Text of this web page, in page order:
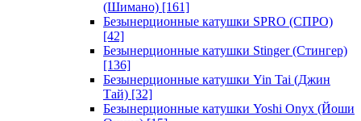
(Шимано) [161]
Безынерционные катушки SPRO (СПРО)
[42]
Безынерционные катушки Stinger (Стингер)
[136]
Безынерционные катушки Yin Tai (Джин
Тай) [32]
Безынерционные катушки Yoshi Onyx (Йоши